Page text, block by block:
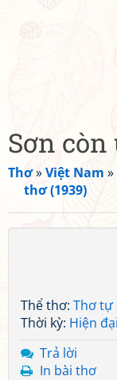
Sơn còn
Thơ»Việt Nam »
thơ (1939)
Thể thơ: Thơ tự
Thời kỳ: Hiện đại
Trả lời
In bài thơ